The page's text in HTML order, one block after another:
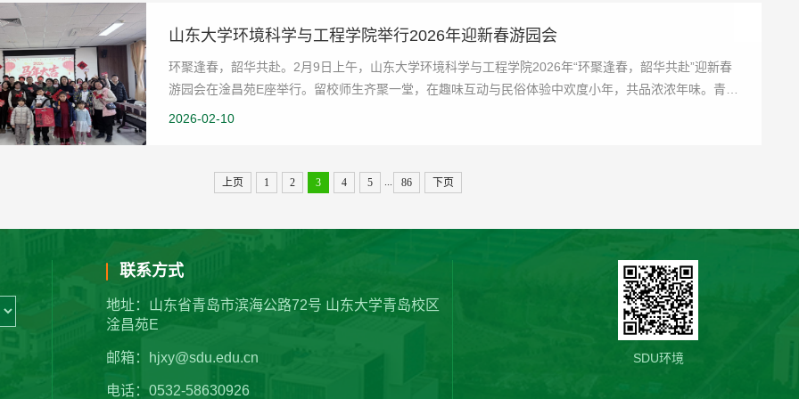
山东大学环境科学与工程学院举行2026年迎新春游园会
环聚逢春，韶华共赴。2月9日上午，山东大学环境科学与工程学院2026年“环聚逢春，韶华共赴”迎新春
游园会在淦昌苑E座举行。留校师生齐聚一堂，在趣味互动与民俗体验中欢度小年，共品浓浓年味。青岛
校区党工委副书...
2026-02-10
上页 1 2 3 4 5 86 下页
联系方式
地址：山东省青岛市滨海公路72号 山东大学青岛校区
淦昌苑E
邮箱：hjxy@sdu.edu.cn
电话：0532-58630926
SDU环境